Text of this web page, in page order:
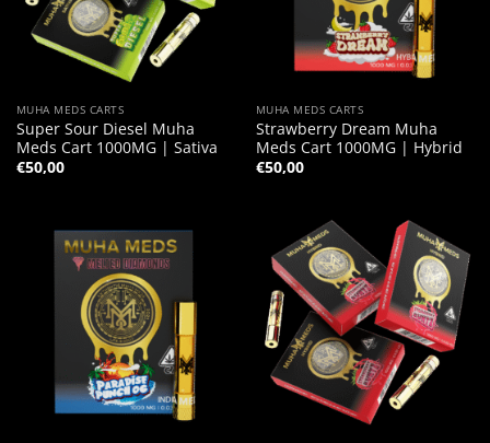
MUHA MEDS CARTS
Super Sour Diesel Muha
Meds Cart 1000MG | Sativa
€50,00
MUHA MEDS CARTS
Strawberry Dream Muha
Meds Cart 1000MG | Hybrid
€50,00